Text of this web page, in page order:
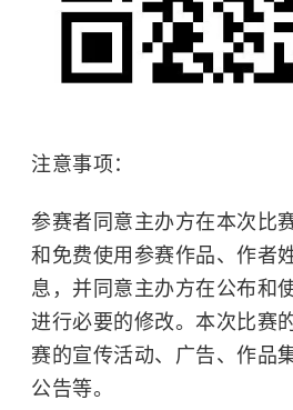
注意事项：
参赛者同意主办方在本次比
和免费使用参赛作品、作者
息，并同意主办方在公布和
进行必要的修改。本次比赛
赛的宣传活动、广告、作品
公告等。